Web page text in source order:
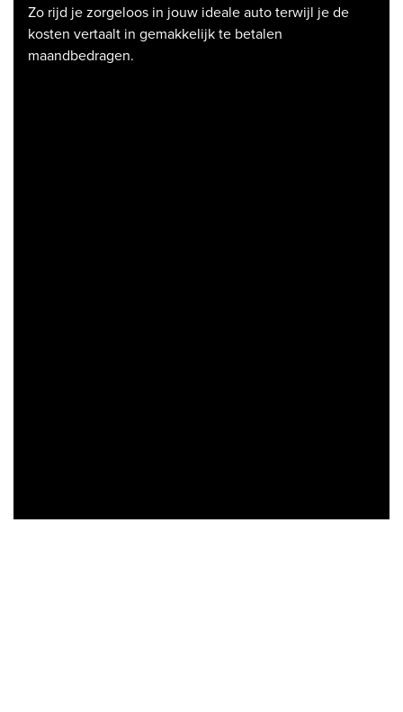
Zo rijd je zorgeloos in jouw ideale auto terwijl je de
kosten vertaalt in gemakkelijk te betalen
maandbedragen.